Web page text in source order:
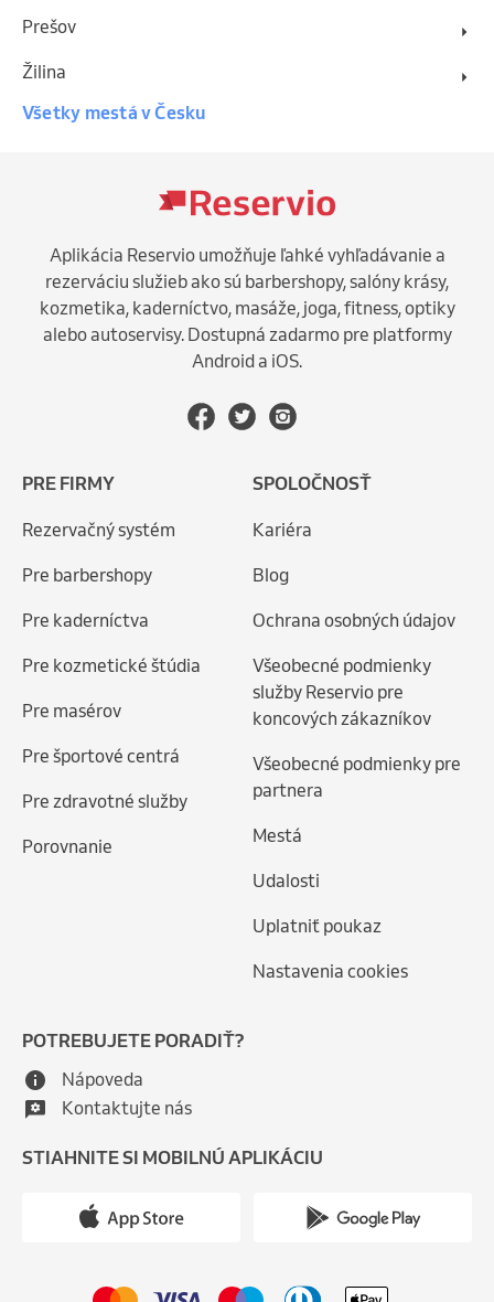
Prešov
Žilina
Všetky mestá v Česku
Aplikácia Reservio umožňuje ľahké vyhľadávanie a
rezerváciu služieb ako sú barbershopy, salóny krásy,
kozmetika, kaderníctvo, masáže, joga, fitness, optiky
alebo autoservisy. Dostupná zadarmo pre platformy
Android a iOS.
PRE FIRMY
Rezervačný systém
Pre barbershopy
Pre kaderníctva
Pre kozmetické štúdia
Pre masérov
Pre športové centrá
Pre zdravotné služby
Porovnanie
SPOLOČNOSŤ
Kariéra
Blog
Ochrana osobných údajov
Všeobecné podmienky
služby Reservio pre
koncových zákazníkov
Všeobecné podmienky pre
partnera
Mestá
Udalosti
Uplatniť poukaz
Nastavenia cookies
POTREBUJETE PORADIŤ?
Nápoveda
Kontaktujte nás
STIAHNITE SI MOBILNÚ APLIKÁCIU